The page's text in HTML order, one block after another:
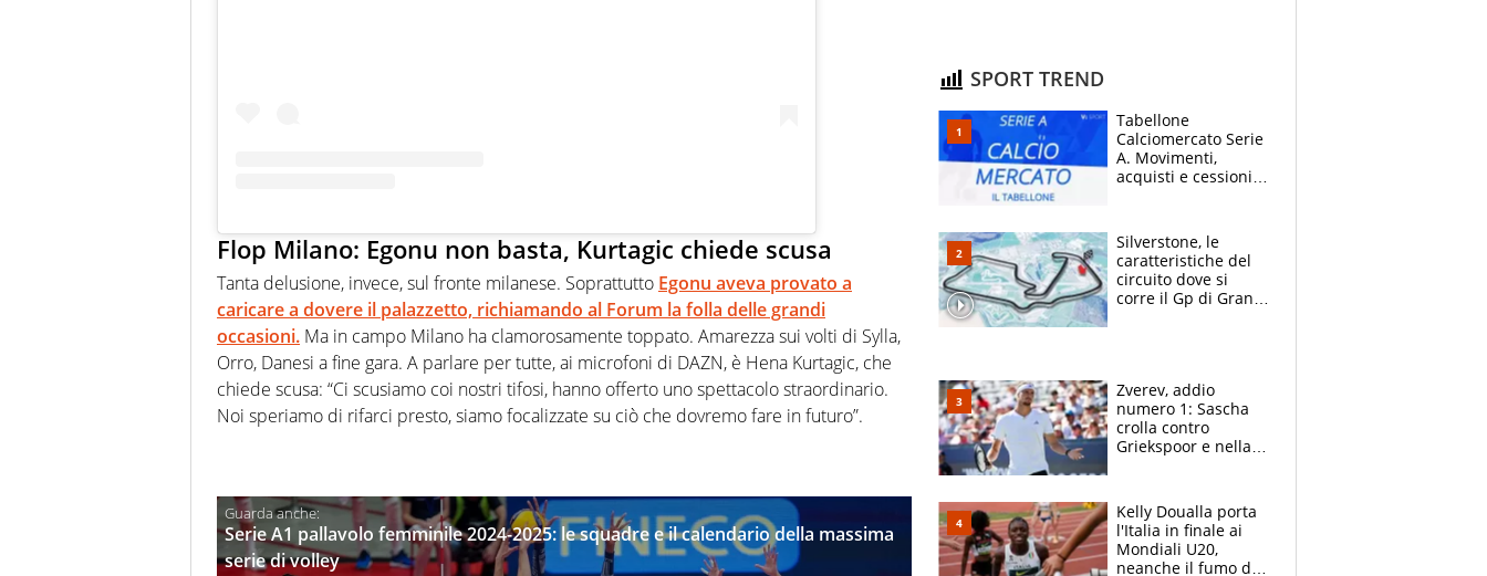
Flop Milano: Egonu non basta, Kurtagic chiede scusa
Tanta delusione, invece, sul fronte milanese. Soprattutto Egonu aveva provato a
caricare a dovere il palazzetto, richiamando al Forum la folla delle grandi
occasioni. Ma in campo Milano ha clamorosamente toppato. Amarezza sui volti di Sylla,
Orro, Danesi a fine gara. A parlare per tutte, ai microfoni di DAZN, è Hena Kurtagic, che
chiede scusa: “Ci scusiamo coi nostri tifosi, hanno offerto uno spettacolo straordinario.
Noi speriamo di rifarci presto, siamo focalizzate su ciò che dovremo fare in futuro”.
Serie A1 pallavolo femminile 2024-2025: le squadre e il calendario della massima
serie di volley
SPORT TREND
Tabellone
Calciomercato Serie
A. Movimenti,
acquisti e cessioni:
Silverstone, le
caratteristiche del
circuito dove si
corre il Gp di Gran
Zverev, addio
numero 1: Sascha
crolla contro
Griekspoor e nella
terzo. Quanti malori
a Montreal
Kelly Doualla porta
l'Italia in finale ai
Mondiali U20,
neanche il fumo di